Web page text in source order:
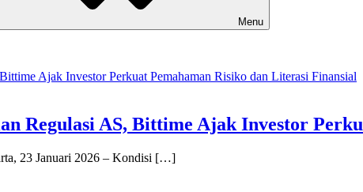
Menu
Regulasi AS, Bittime Ajak Investor
23 Januari 2026 – Kondisi […]